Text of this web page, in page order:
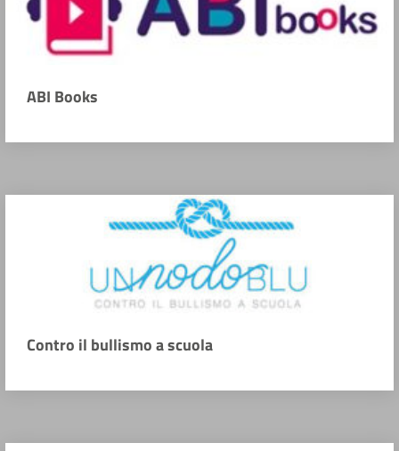
ABI Books
Contro il bullismo a scuola